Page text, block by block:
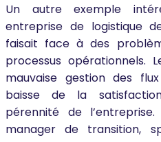
Un autre exemple
entreprise de logistique
faisait face à des
processus opérationnels.
mauvaise gestion des
baisse de la
pérennité de
manager de transition,